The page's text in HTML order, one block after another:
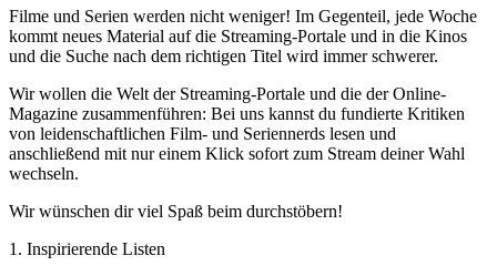
Filme und Serien werden nicht weniger! Im Gegenteil, jede Woche
kommt neues Material auf die Streaming-Portale und in die Kinos
und die Suche nach dem richtigen Titel wird immer schwerer.
Wir wollen die Welt der Streaming-Portale und die der Online-
Magazine zusammenführen: Bei uns kannst du fundierte Kritiken
von leidenschaftlichen Film- und Seriennerds lesen und
anschließend mit nur einem Klick sofort zum Stream deiner Wahl
wechseln.
Wir wünschen dir viel Spaß beim durchstöbern!
1. Inspirierende Listen